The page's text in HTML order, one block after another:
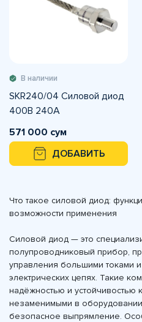
В наличии
SKR240/04 Силовой диод
400В 240А
571 000 сум
ДОБАВИТЬ
Что такое силовой диод:
возможности применения
Силовой диод — это
полупроводниковый прибор,
управления большими токами
электрических цепях. Такие
надёжностью и устойчивостью
незаменимыми в
безопасное выпрямление.